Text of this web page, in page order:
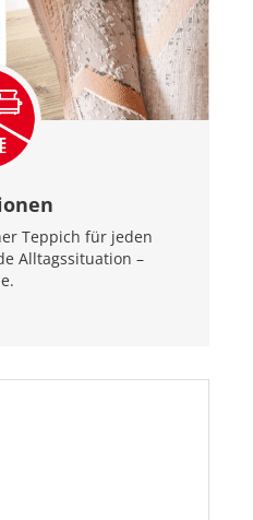
Teppich für jeden
Alltagssituation –